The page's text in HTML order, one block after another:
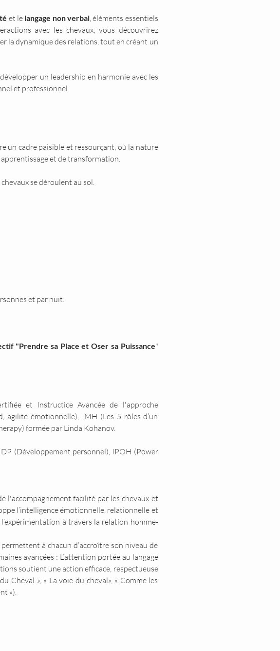
et le langage non verbal, éléments essentiels
avec les chevaux, vous découvrirez
la dynamique des relations, tout en créant un
un leadership en harmonie avec les
et professionnel.
un cadre paisible et ressourçant, où la nature
et de transformation.
se déroulent au sol.
et par nuit.
"Prendre sa Place et Oser sa Puissance"
et Instructice Avancée de l'approche
agilité émotionnelle), IMH (Les 5 rôles d’un
formée par Linda Kohanov.
(Développement personnel), IPOH (Power
l'accompagnement facilité par les chevaux et
l’intelligence émotionnelle, relationnelle et
à travers la relation homme-
à chacun d’accroître son niveau de
avancées : L’attention portée au langage
soutient une action efficace, respectueuse
Cheval », « La voie du cheval», « Comme les
»).